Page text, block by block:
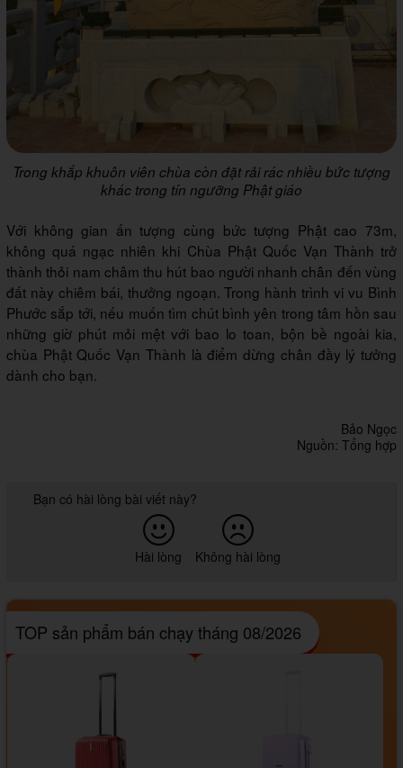
Trong khắp khuôn viên chùa còn đặt rải rác nhiều bức tượng
khác trong tín ngưỡng Phật giáo
Với không gian ấn tượng cùng bức tượng Phật cao 73m,
không quá ngạc nhiên khi Chùa Phật Quốc Vạn Thành trở
thành thỏi nam châm thu hút bao người nhanh chân đến vùng
đất này chiêm bái, thưởng ngoạn. Trong hành trình vi vu Bình
Phước sắp tới, nếu muốn tìm chút bình yên trong tâm hồn sau
những giờ phút mỏi mệt với bao lo toan, bộn bề ngoài kia,
chùa Phật Quốc Vạn Thành là điểm dừng chân đầy lý tưởng
dành cho bạn.
Bảo Ngọc
Nguồn: Tổng hợp
Bạn có hài lòng bài viết này?
Hài lòng Không hài lòng
TOP sản phẩm bán chạy tháng 08/2026